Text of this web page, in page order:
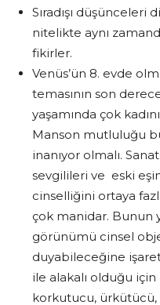
Sıradışı düşünceleri
nitelikte aynı
fikirler.
Venüs’ün 8. evde
temasının son
yaşamında çok
Manson mutluluğu
inanıyor olmalı.
sevgilileri ve eski
cinselliğini ortaya
çok manidar. Bunun
görünümü cinsel
duyabileceğine
ile alakalı olduğu
korkutucu, ürkütücü,